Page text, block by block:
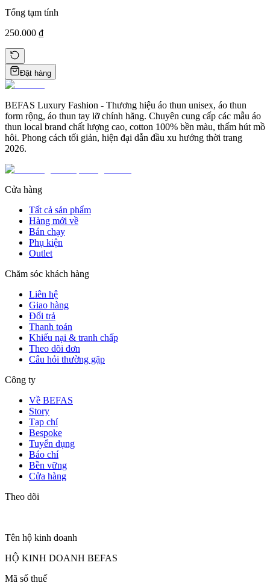
Tổng tạm tính
250.000 ₫
Đặt hàng
BEFAS Luxury Fashion - Thương hiệu áo thun unisex, áo thun
form rộng, áo thun tay lỡ chính hãng. Chuyên cung cấp các mẫu áo
thun local brand chất lượng cao, cotton 100% bền màu, thấm hút mồ
hôi. Phong cách tối giản, hiện đại dẫn đầu xu hướng thời trang
2026.
Cửa hàng
Tất cả sản phẩm
Hàng mới về
Bán chạy
Phụ kiện
Outlet
Chăm sóc khách hàng
Liên hệ
Giao hàng
Đổi trả
Thanh toán
Khiếu nại & tranh chấp
Theo dõi đơn
Câu hỏi thường gặp
Công ty
Về BEFAS
Story
Tạp chí
Bespoke
Tuyển dụng
Báo chí
Bền vững
Cửa hàng
Theo dõi
Tên hộ kinh doanh
HỘ KINH DOANH BEFAS
Mã số thuế